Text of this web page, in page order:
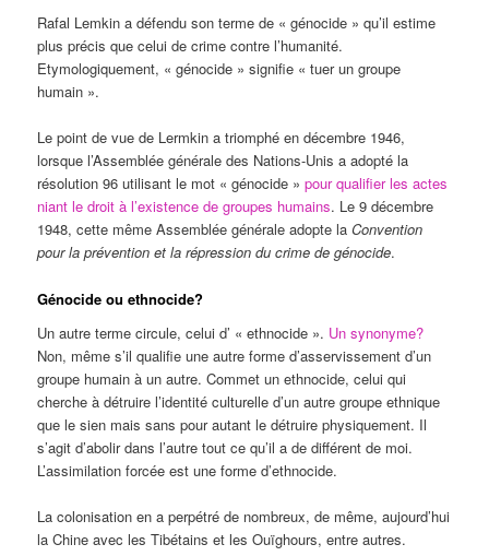
Rafal Lemkin a défendu son terme de « génocide » qu’il estime
plus précis que celui de crime contre l’humanité.
Etymologiquement, « génocide » signifie « tuer un groupe
humain ».
Le point de vue de Lermkin a triomphé en décembre 1946,
lorsque l’Assemblée générale des Nations-Unis a adopté la
résolution 96 utilisant le mot « génocide » pour qualifier les actes
niant le droit à l’existence de groupes humains. Le 9 décembre
1948, cette même Assemblée générale adopte laConvention
pour la prévention et la répression du crime de génocide.
Génocide ou ethnocide?
Un autre terme circule, celui d’ « ethnocide ». Un synonyme?
Non, même s’il qualifie une autre forme d’asservissement d’un
groupe humain à un autre. Commet un ethnocide, celui qui
cherche à détruire l’identité culturelle d’un autre groupe ethnique
que le sien mais sans pour autant le détruire physiquement. Il
s’agit d’abolir dans l’autre tout ce qu’il a de différent de moi.
L’assimilation forcée est une forme d’ethnocide.
La colonisation en a perpétré de nombreux, de même, aujourd’hui
la Chine avec les Tibétains et les Ouïghours, entre autres.